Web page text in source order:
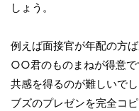
しょう。
例えば面接官が年配の方
○○君のものまねが得意で
共感を得るのが難しいで
ブズのプレゼンを完全コ